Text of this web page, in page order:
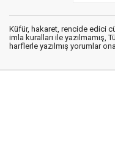
Küfür, hakaret, rencide edici
imla kuralları ile yazılmamış,
harflerle yazılmış yorumlar